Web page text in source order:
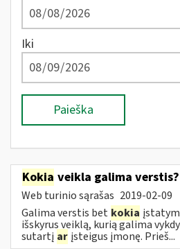
Iki
Paieška
Kokia veikla galima verstis?
Web turinio sąrašas 2019-02-09
Galima verstis bet kokia
išskyrus veiklą, kurią galima
sutartį ar įsteigus įmonę. Prieš...